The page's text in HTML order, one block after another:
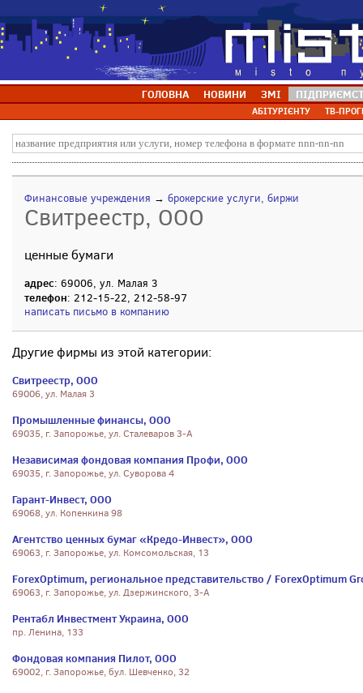
ГОЛОВНА НОВИНИ ЗМІ
АБІТУРІЄНТУ ТВ-
Финансовые учреждения → брокерские услуги, биржи
Свитреестр, ООО
ценные бумаги
адрес: 69006, ул. Малая 3
телефон: 212-15-22, 212-58-97
написать письмо в компанию
Другие фирмы из этой категории:
Свитреестр, ООО
69006, ул. Малая 3
Промышленные финансы, ООО
69035, г. Запорожье, ул. Сталеваров 3-А
Независимая фондовая компания Профи, ООО
69035, г. Запорожье, ул. Суворова 4
Гарант-Инвест, ООО
69068, ул. Копенкина 98
Агентство ценных бумаг «Кредо-Инвест», ООО
69063, г. Запорожье, ул. Комсомольская, 13
ForexOptimum, региональное представительство / ForexOptimum
69063, г. Запорожье, ул. Дзержинского, 3-А
Рентабл Инвестмент Украина, ООО
пр. Ленина, 133
Фондовая компания Пилот, ООО
69002, г. Запорожье, бул. Шевченко, 32